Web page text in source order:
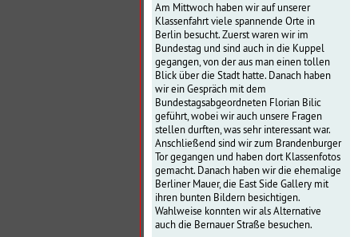
Am Mittwoch haben wir auf unserer
Klassenfahrt viele spannende Orte in
Berlin besucht. Zuerst waren wir im
Bundestag und sind auch in die Kuppel
gegangen, von der aus man einen tollen
Blick über die Stadt hatte. Danach haben
wir ein Gespräch mit dem
Bundestagsabgeordneten Florian Bilic
geführt, wobei wir auch unsere Fragen
stellen durften, was sehr interessant war.
Anschließend sind wir zum Brandenburger
Tor gegangen und haben dort Klassenfotos
gemacht. Danach haben wir die ehemalige
Berliner Mauer, die East Side Gallery mit
ihren bunten Bildern besichtigen.
Wahlweise konnten wir als Alternative
auch die Bernauer Straße besuchen.